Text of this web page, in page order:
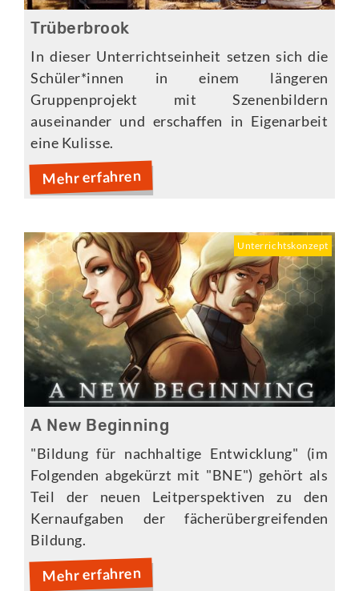
Trüberbrook
In dieser Unterrichtseinheit setzen sich die
Schüler*innen in einem längeren
Gruppenprojekt mit Szenenbildern
auseinander und erschaffen in Eigenarbeit
eine Kulisse.
Mehr erfahren
Unterrichtskonzept
A New Beginning
"Bildung für nachhaltige Entwicklung" (im
Folgenden abgekürzt mit "BNE") gehört als
Teil der neuen Leitperspektiven zu den
Kernaufgaben der fächerübergreifenden
Bildung.
Mehr erfahren